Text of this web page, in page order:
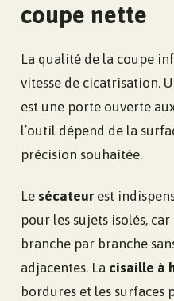
coupe nette
La qualité de la coupe
vitesse de cicatrisation.
est une porte ouverte
l’outil dépend de la
précision souhaitée.
Le sécateur est
pour les sujets isolés,
branche par branche
adjacentes. La cisaille à
bordures et les surfaces